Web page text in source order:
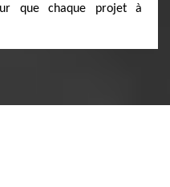
que chaque projet à